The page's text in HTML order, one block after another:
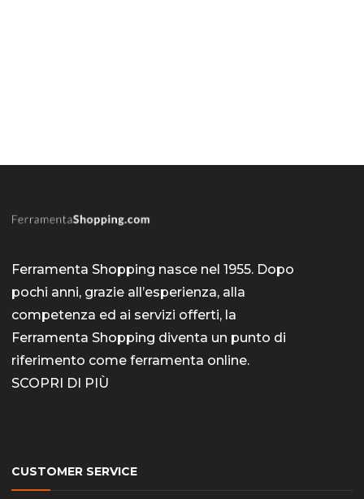
Ferramenta Shopping nasce nel 1955. Dopo
pochi anni, grazie all’esperienza, alla
competenza ed ai servizi offerti, la
Ferramenta Shopping diventa un punto di
riferimento come ferramenta online.
SCOPRI DI PIÙ
CUSTOMER SERVICE